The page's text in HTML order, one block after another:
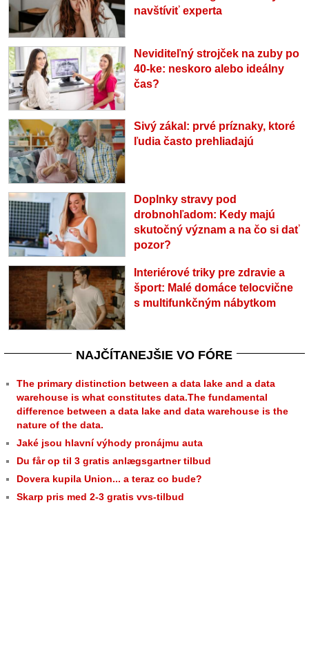
navštíviť experta
Neviditeľný strojček na zuby po
40-ke: neskoro alebo ideálny
čas?
Sivý zákal: prvé príznaky, ktoré
ľudia často prehliadajú
Doplnky stravy pod
drobnohľadom: Kedy majú
skutočný význam a na čo si dať
pozor?
Interiérové triky pre zdravie a
šport: Malé domáce telocvične
s multifunkčným nábytkom
NAJČÍTANEJŠIE VO FÓRE
The primary distinction between a data lake and a data
warehouse is what constitutes data.The fundamental
difference between a data lake and data warehouse is the
nature of the data.
Jaké jsou hlavní výhody pronájmu auta
Du får op til 3 gratis anlægsgartner tilbud
Dovera kupila Union... a teraz co bude?
Skarp pris med 2-3 gratis vvs-tilbud